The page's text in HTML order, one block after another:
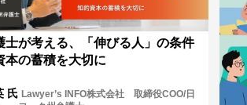
士が考える、「伸びる人」の条件
の蓄積を大切に
氏Lawyer’s INFO株式会社 取締役COO/日